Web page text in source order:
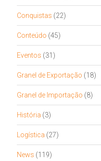
Conquistas (22)
Conteúdo (45)
Eventos (31)
Granel de Exportação (18)
Granel de Importação (8)
História (3)
Logística (27)
News (119)